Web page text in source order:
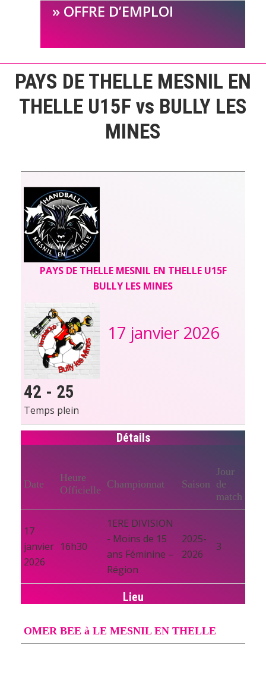
OFFRE D’EMPLOI
PAYS DE THELLE MESNIL EN
THELLE U15F vs BULLY LES
MINES
PAYS DE THELLE MESNIL EN THELLE U15F
BULLY LES MINES
17 janvier 2026
42 - 25
Temps plein
Détails
Date
Heure
Officielle Championnat Saison
Jour
de
match
17
janvier
2026
16h30
1ERE DIVISION
- Moins de 15
ans Féminine –
Région
2025-
2026
3
Lieu
OMER BEE à LE MESNIL EN THELLE